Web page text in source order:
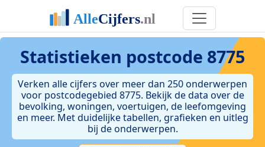
Statistieken postcode 8775
Verken alle cijfers over meer dan 250 onderwerpen
voor postcodegebied 8775. Bekijk de data over de
bevolking, woningen, voertuigen, de leefomgeving
en meer. Met duidelijke tabellen, grafieken en uitleg
bij de onderwerpen.